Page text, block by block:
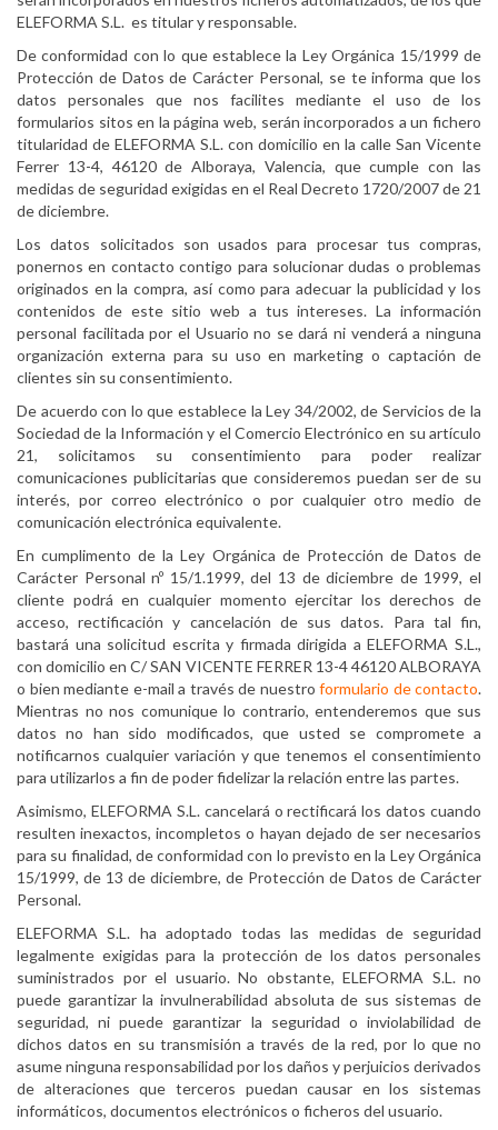
ELEFORMA S.L. es titular y responsable.
De conformidad con lo que establece la Ley Orgánica 15/1999 de
Protección de Datos de Carácter Personal, se te informa que los
datos personales que nos facilites mediante el uso de los
formularios sitos en la página web, serán incorporados a un fichero
titularidad de ELEFORMA S.L. con domicilio en la calle San Vicente
Ferrer 13-4, 46120 de Alboraya, Valencia, que cumple con las
medidas de seguridad exigidas en el Real Decreto 1720/2007 de 21
de diciembre.
Los datos solicitados son usados para procesar tus compras,
ponernos en contacto contigo para solucionar dudas o problemas
originados en la compra, así como para adecuar la publicidad y los
contenidos de este sitio web a tus intereses. La información
personal facilitada por el Usuario no se dará ni venderá a ninguna
organización externa para su uso en marketing o captación de
clientes sin su consentimiento.
De acuerdo con lo que establece la Ley 34/2002, de Servicios de la
Sociedad de la Información y el Comercio Electrónico en su artículo
21, solicitamos su consentimiento para poder realizar
comunicaciones publicitarias que consideremos puedan ser de su
interés, por correo electrónico o por cualquier otro medio de
comunicación electrónica equivalente.
En cumplimento de la Ley Orgánica de Protección de Datos de
Carácter Personal nº 15/1.1999, del 13 de diciembre de 1999, el
cliente podrá en cualquier momento ejercitar los derechos de
acceso, rectificación y cancelación de sus datos. Para tal fin,
bastará una solicitud escrita y firmada dirigida a ELEFORMA S.L.,
con domicilio en C/ SAN VICENTE FERRER 13-4 46120 ALBORAYA
o bien mediante e-mail a través de nuestro formulario de contacto.
Mientras no nos comunique lo contrario, entenderemos que sus
datos no han sido modificados, que usted se compromete a
notificarnos cualquier variación y que tenemos el consentimiento
para utilizarlos a fin de poder fidelizar la relación entre las partes.
Asimismo, ELEFORMA S.L. cancelará o rectificará los datos cuando
resulten inexactos, incompletos o hayan dejado de ser necesarios
para su finalidad, de conformidad con lo previsto en la Ley Orgánica
15/1999, de 13 de diciembre, de Protección de Datos de Carácter
Personal.
ELEFORMA S.L. ha adoptado todas las medidas de seguridad
legalmente exigidas para la protección de los datos personales
suministrados por el usuario. No obstante, ELEFORMA S.L. no
puede garantizar la invulnerabilidad absoluta de sus sistemas de
seguridad, ni puede garantizar la seguridad o inviolabilidad de
dichos datos en su transmisión a través de la red, por lo que no
asume ninguna responsabilidad por los daños y perjuicios derivados
de alteraciones que terceros puedan causar en los sistemas
informáticos, documentos electrónicos o ficheros del usuario.